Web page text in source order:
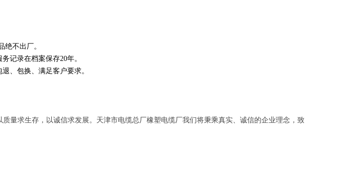
不出厂。
记录在档案保存20年。
、包换、满足客户要求。
量求生存，以诚信求发展。天津市电缆总厂橡塑电缆厂我们将秉乘真实、诚信的企业理念，致